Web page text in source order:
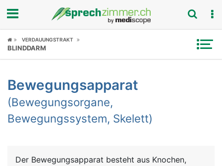
Fokus
Symptome
Untersuchungen
Ratgeber
VERDAUUNGSTRAKT
BLINDDARM
Bewegungsapparat
(Bewegungsorgane,
Bewegungssystem, Skelett)
Der Bewegungsapparat besteht aus Knochen,